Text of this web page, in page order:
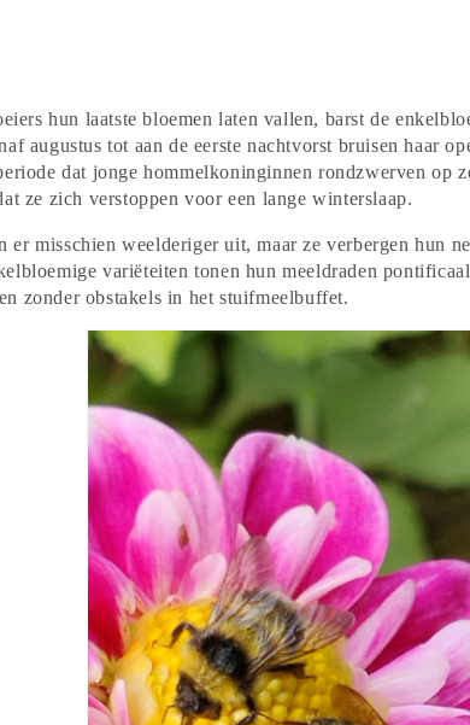
hun laatste bloemen laten vallen, barst de
augustus tot aan de eerste nachtvorst bruisen haar
dat jonge hommelkoninginnen rondzwerven op
ze zich verstoppen voor een lange winterslaap.
er misschien weelderiger uit, maar ze verbergen hun
variëteiten tonen hun meeldraden
zonder obstakels in het stuifmeelbuffet.